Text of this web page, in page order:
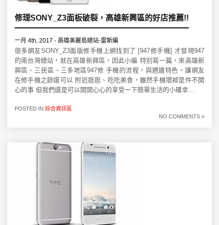
修理SONY_Z3面板破裂，高雄新興區的好店推薦!!
一月 4th, 2017 - 高雄美麗島總站-雷斯編
很多網友SONY_Z3面版修手機上網找到了 [947修手機] 才發現947
的南台灣總站，就在高雄新興區，因此小編 特别寫一篇，來高雄新
興區、三民區、三多地區947修 手機的流程，與週邊特色，讓網友
在修手機之餘還可以 附近逛逛、吃吃美食，雖然手機壞掉是件不開
心的事 但我們還是可以開開心心的享受一下簡單生活的小確幸…
POSTED IN 綜合資訊區
NO COMMENTS »